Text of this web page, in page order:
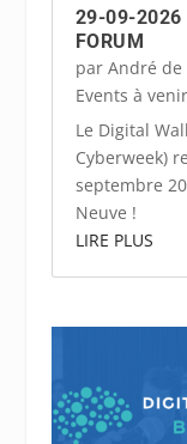
29-09-2026
FORUM
par André de
Events à venir
Le Digital
Cyberweek)
septembre
Neuve !
LIRE PLUS